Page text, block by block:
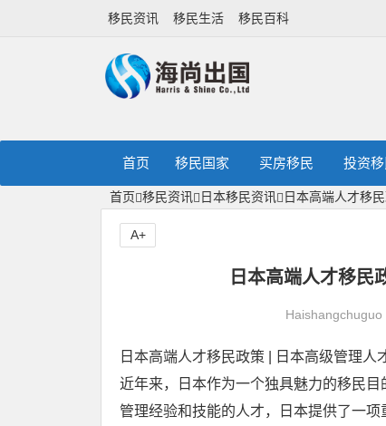
移民资讯 移民生活 移民百科
首页 移民国家 买房移民 投资
首页 移民资讯 日本移民资讯 日本高端人才移
日本高端人才移民
Haishangchuguo
日本高端人才移民政策 | 日本高级管理人
近年来，日本作为一个独具魅力的移民
管理经验和技能的人才，日本提供了一
A+